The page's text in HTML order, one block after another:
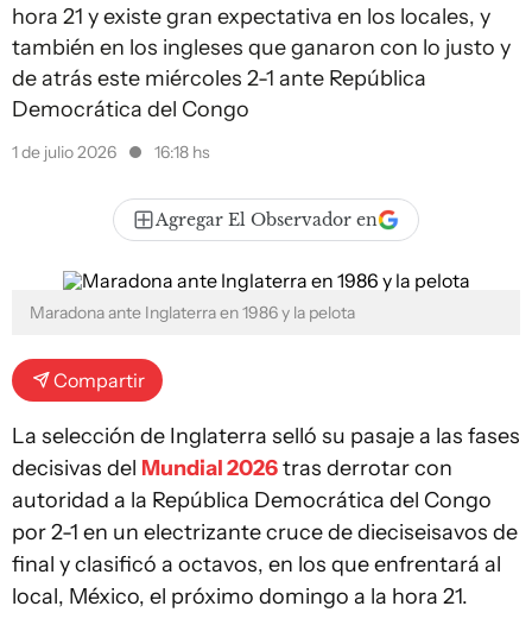
hora 21 y existe gran expectativa en los locales, y
también en los ingleses que ganaron con lo justo y
de atrás este miércoles 2-1 ante República
Democrática del Congo
1 de julio 2026 16:18 hs
Agregar El Observador en
Maradona ante Inglaterra en 1986 y la pelota
Compartir
La selección de Inglaterra selló su pasaje a las fases
decisivas del Mundial 2026tras derrotar con
autoridad a la República Democrática del Congo
por 2-1 en un electrizante cruce de dieciseisavos de
final y clasificó a octavos, en los que enfrentará al
local, México, el próximo domingo a la hora 21.